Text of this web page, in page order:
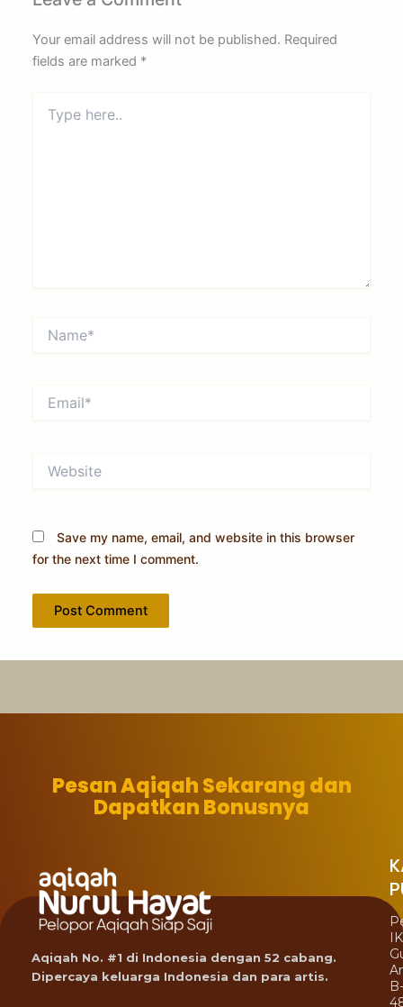
Your email address will not be published. Required
fields are marked *
here..
Save my name, email, and website in this browser
for the next time I comment.
Pesan Aqiqah Sekarang dan
Dapatkan Bonusnya
Aqiqah No. #1 di Indonesia dengan 52 cabang.
Dipercaya keluarga Indonesia dan para artis.
B-